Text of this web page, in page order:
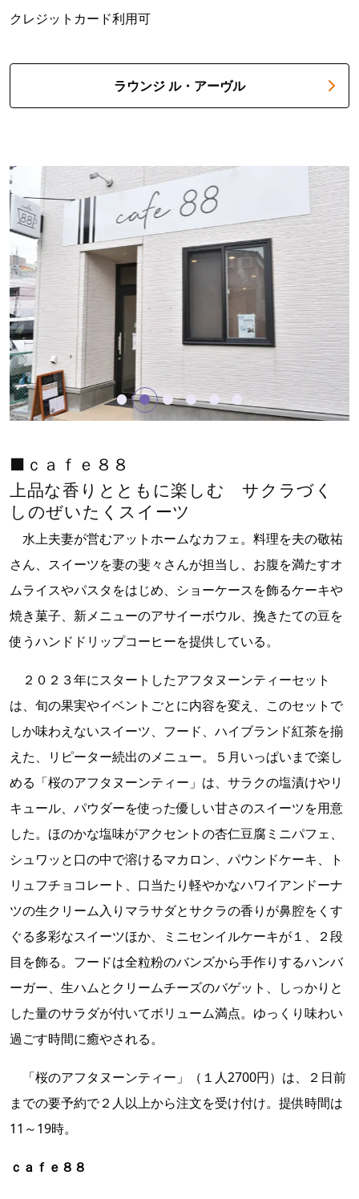
クレジットカード利用可
ラウンジ ル・アーヴル
■ｃａｆｅ８８
上品な香りとともに楽しむ サクラづく
しのぜいたくスイーツ
水上夫妻が営むアットホームなカフェ。料理を夫の敬祐
さん、スイーツを妻の斐々さんが担当し、お腹を満たすオ
ムライスやパスタをはじめ、ショーケースを飾るケーキや
焼き菓子、新メニューのアサイーボウル、挽きたての豆を
使うハンドドリップコーヒーを提供している。
２０２３年にスタートしたアフタヌーンティーセット
は、旬の果実やイベントごとに内容を変え、このセットで
しか味わえないスイーツ、フード、ハイブランド紅茶を揃
えた、リピーター続出のメニュー。５月いっぱいまで楽し
める「桜のアフタヌーンティー」は、サラクの塩漬けやリ
キュール、パウダーを使った優しい甘さのスイーツを用意
した。ほのかな塩味がアクセントの杏仁豆腐ミニパフェ、
シュワッと口の中で溶けるマカロン、パウンドケーキ、ト
リュフチョコレート、口当たり軽やかなハワイアンドーナ
ツの生クリーム入りマラサダとサクラの香りが鼻腔をくす
ぐる多彩なスイーツほか、ミニセンイルケーキが１、２段
目を飾る。フードは全粒粉のバンズから手作りするハンバ
ーガー、生ハムとクリームチーズのバゲット、しっかりと
した量のサラダが付いてボリューム満点。ゆっくり味わい
過ごす時間に癒やされる。
「桜のアフタヌーンティー」（１人2700円）は、２日前
までの要予約で２人以上から注文を受け付け。提供時間は
11～19時。
ｃａｆｅ８８